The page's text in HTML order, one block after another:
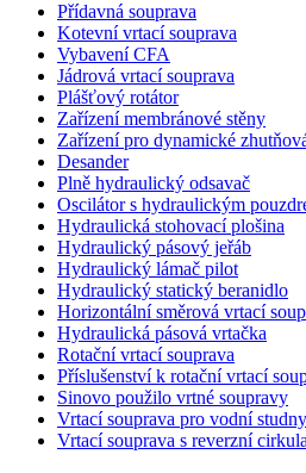
Přídavná souprava
Kotevní vrtací souprava
Vybavení CFA
Jádrová vrtací souprava
Plášťový rotátor
Zařízení membránové stěny
Zařízení pro dynamické
Desander
Plně hydraulický odsavač
Oscilátor s hydraulickým
Hydraulická stohovací plošina
Hydraulický pásový jeřáb
Hydraulický lámač pilot
Hydraulický statický beranidlo
Horizontální směrová vrtací
Hydraulická pásová vrtačka
Rotační vrtací souprava
Příslušenství k rotační vrtací
Sinovo použilo vrtné soupravy
Vrtací souprava pro vodní studny
Vrtací souprava s reverzní